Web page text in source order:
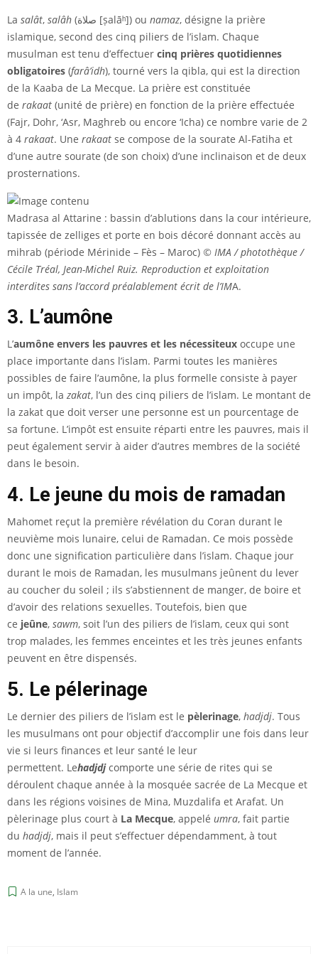
La salât, salâh (صلاة [ṣalāʰ]) ou namaz, désigne la prière
islamique, second des cinq piliers de l’islam. Chaque
musulman est tenu d’effectuer cinq prières quotidiennes
obligatoires (farâ’idh), tourné vers la qibla, qui est la direction
de la Kaaba de La Mecque. La prière est constituée
de rakaat (unité de prière) en fonction de la prière effectuée
(Fajr, Dohr, ‘Asr, Maghreb ou encore ‘Icha) ce nombre varie de 2
à 4 rakaat. Une rakaat se compose de la sourate Al-Fatiha et
d’une autre sourate (de son choix) d’une inclinaison et de deux
prosternations.
Madrasa al Attarine : bassin d’ablutions dans la cour intérieure,
tapissée de zelliges et porte en bois décoré donnant accès au
mihrab (période Mérinide – Fès – Maroc) © IMA / photothèque /
Cécile Tréal, Jean-Michel Ruiz. Reproduction et exploitation
interdites sans l’accord préalablement écrit de l’IMA.
3. L’aumône
L’aumône envers les pauvres et les nécessiteux occupe une
place importante dans l’islam. Parmi toutes les manières
possibles de faire l’aumône, la plus formelle consiste à payer
un impôt, la zakat, l’un des cinq piliers de l’islam. Le montant de
la zakat que doit verser une personne est un pourcentage de
sa fortune. L’impôt est ensuite réparti entre les pauvres, mais il
peut également servir à aider d’autres membres de la société
dans le besoin.
4. Le jeune du mois de ramadan
Mahomet reçut la première révélation du Coran durant le
neuvième mois lunaire, celui de Ramadan. Ce mois possède
donc une signification particulière dans l’islam. Chaque jour
durant le mois de Ramadan, les musulmans jeûnent du lever
au coucher du soleil ; ils s’abstiennent de manger, de boire et
d’avoir des relations sexuelles. Toutefois, bien que
ce jeûne, sawm, soit l’un des piliers de l’islam, ceux qui sont
trop malades, les femmes enceintes et les très jeunes enfants
peuvent en être dispensés.
5. Le pélerinage
Le dernier des piliers de l’islam est le pèlerinage, hadjdj. Tous
les musulmans ont pour objectif d’accomplir une fois dans leur
vie si leurs finances et leur santé le leur
permettent. Lehadjdjcomporte une série de rites qui se
déroulent chaque année à la mosquée sacrée de La Mecque et
dans les régions voisines de Mina, Muzdalifa et Arafat. Un
pèlerinage plus court à La Mecque, appelé umra, fait partie
du hadjdj, mais il peut s’effectuer dépendamment, à tout
moment de l’année.
A la une, Islam